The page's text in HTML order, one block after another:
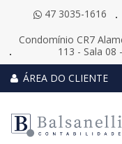
47 3035-1616
Condomínio CR7
113 - Sala 08
ÁREA DO CLIENTE